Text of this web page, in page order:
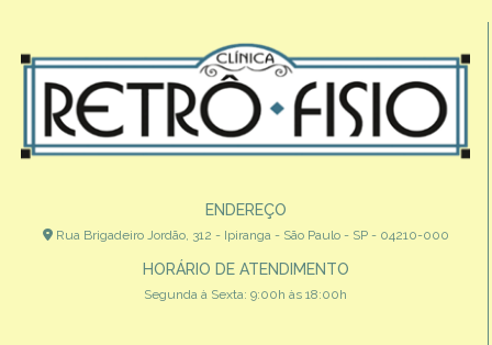
ENDEREÇO
Rua Brigadeiro Jordão, 312 - Ipiranga - São Paulo - SP - 04210-000
HORÁRIO DE ATENDIMENTO
Segunda à Sexta: 9:00h às 18:00h